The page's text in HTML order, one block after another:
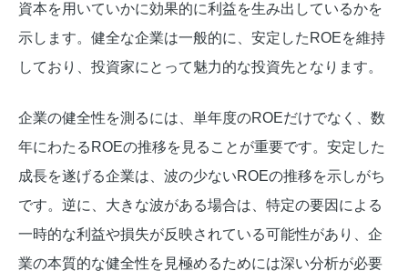
資本を用いていかに効果的に利益を生み出しているかを
示します。健全な企業は一般的に、安定したROEを維持
しており、投資家にとって魅力的な投資先となります。
企業の健全性を測るには、単年度のROEだけでなく、数
年にわたるROEの推移を見ることが重要です。安定した
成長を遂げる企業は、波の少ないROEの推移を示しがち
です。逆に、大きな波がある場合は、特定の要因による
一時的な利益や損失が反映されている可能性があり、企
業の本質的な健全性を見極めるためには深い分析が必要